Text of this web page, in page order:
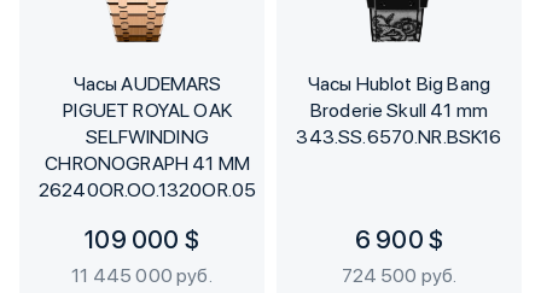
Часы AUDEMARS
PIGUET ROYAL OAK
SELFWINDING
CHRONOGRAPH 41 MM
26240OR.OO.1320OR.05
109 000 $
11 445 000 руб.
Часы Hublot Big Bang
Broderie Skull 41 mm
343.SS.6570.NR.BSK16
6 900 $
724 500 руб.